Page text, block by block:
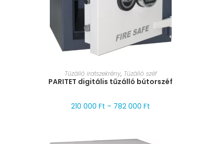
MÉRET VÁLASZTÁSA
Tűzálló iratszekrény, Tűzálló széf
PARITET digitális tűzálló bútorszéf
210 000 Ft – 782 000 Ft